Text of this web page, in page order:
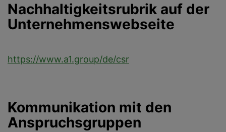
Nachhaltigkeitsrubrik auf der
Unternehmenswebseite
https://www.a1.group/de/csr
Kommunikation mit den
Anspruchsgruppen